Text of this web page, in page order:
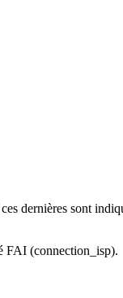
dernières sont
FAI (connection_isp).